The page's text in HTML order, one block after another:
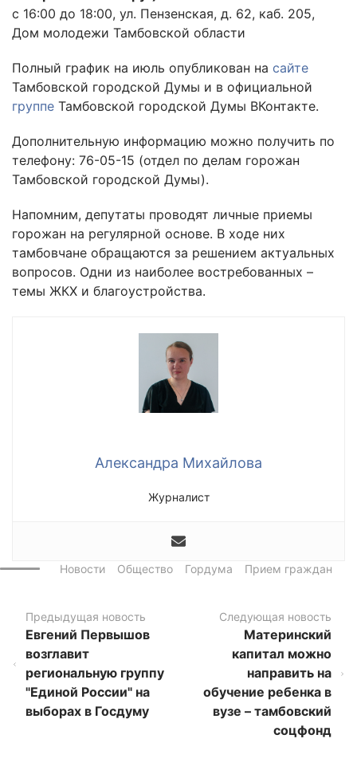
с 16:00 до 18:00, ул. Пензенская, д. 62, каб. 205,
Дом молодежи Тамбовской области
Полный график на июль опубликован на сайте
Тамбовской городской Думы и в официальной
группе Тамбовской городской Думы ВКонтакте.
Дополнительную информацию можно получить по
телефону: 76-05-15 (отдел по делам горожан
Тамбовской городской Думы).
Напомним, депутаты проводят личные приемы
горожан на регулярной основе. В ходе них
тамбовчане обращаются за решением актуальных
вопросов. Одни из наиболее востребованных –
темы ЖКХ и благоустройства.
Александра Михайлова
Журналист
Новости Общество Гордума Прием граждан
Предыдущая новость
Евгений Первышов
возглавит
региональную группу
"Единой России" на
выборах в Госдуму
Следующая новость
Материнский
капитал можно
направить на
обучение ребенка в
вузе – тамбовский
соцфонд